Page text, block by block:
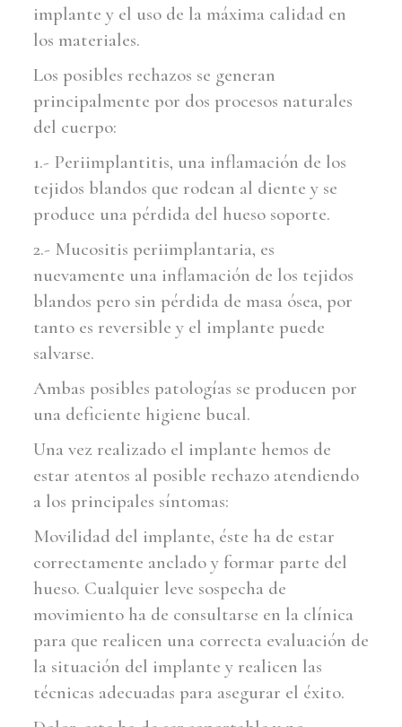
implante y el uso de la máxima calidad en
los materiales.
Los posibles rechazos se generan
principalmente por dos procesos naturales
del cuerpo:
1.- Periimplantitis, una inflamación de los
tejidos blandos que rodean al diente y se
produce una pérdida del hueso soporte.
2.- Mucositis periimplantaria, es
nuevamente una inflamación de los tejidos
blandos pero sin pérdida de masa ósea, por
tanto es reversible y el implante puede
salvarse.
Ambas posibles patologías se producen por
una deficiente higiene bucal.
Una vez realizado el implante hemos de
estar atentos al posible rechazo atendiendo
a los principales síntomas:
Movilidad del implante, éste ha de estar
correctamente anclado y formar parte del
hueso. Cualquier leve sospecha de
movimiento ha de consultarse en la clínica
para que realicen una correcta evaluación de
la situación del implante y realicen las
técnicas adecuadas para asegurar el éxito.